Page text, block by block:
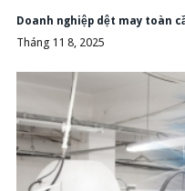
Doanh nghiệp dệt may toàn
Tháng 11 8, 2025